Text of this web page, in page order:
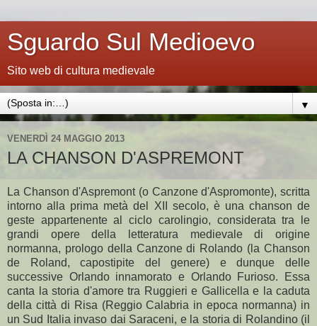
Sguardo Sul Medioevo
Sito web di cultura medievale
▼
VENERDÌ 24 MAGGIO 2013
LA CHANSON D'ASPREMONT
La Chanson d'Aspremont (o Canzone d'Aspromonte), scritta
intorno alla prima metà del XII secolo, è una chanson de
geste appartenente al ciclo carolingio, considerata tra le
grandi opere della letteratura medievale di origine
normanna, prologo della Canzone di Rolando (la Chanson
de Roland, capostipite del genere) e dunque delle
successive Orlando innamorato e Orlando Furioso. Essa
canta la storia d'amore tra Ruggieri e Gallicella e la caduta
della città di Risa (Reggio Calabria in epoca normanna) in
un Sud Italia invaso dai Saraceni, e la storia di Rolandino (il